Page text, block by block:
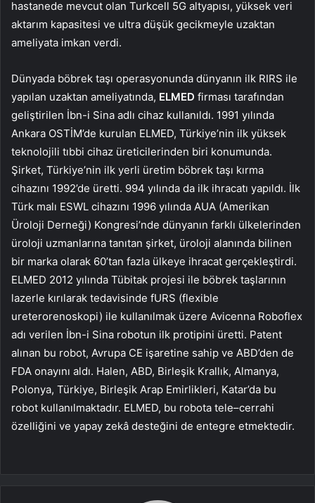
hastanede mevcut olan Turkcell 5G altyapısı, yüksek veri
aktarım kapasitesi ve ultra düşük gecikmeyle uzaktan
ameliyata imkan verdi.
Dünyada böbrek taşı operasyonunda dünyanın ilk RIRS ile
yapılan uzaktan ameliyatında, ELMED firması tarafından
geliştirilen İbn-i Sina adlı cihaz kullanıldı. 1991 yılında
Ankara OSTİM’de kurulan ELMED, Türkiye’nin ilk yüksek
teknolojili tıbbi cihaz üreticilerinden biri konumunda.
Şirket, Türkiye’nin ilk yerli üretim böbrek taşı kırma
cihazını 1992’de üretti. 994 yılında da ilk ihracatı yapıldı. İlk
Türk malı ESWL cihazını 1996 yılında AUA (Amerikan
Üroloji Derneği) Kongresi’nde dünyanın farklı ülkelerinden
üroloji uzmanlarına tanıtan şirket, üroloji alanında bilinen
bir marka olarak 60’tan fazla ülkeye ihracat gerçekleştirdi.
ELMED 2012 yılında Tübitak projesi ile böbrek taşlarının
lazerle kırılarak tedavisinde fURS (flexible
ureterorenoskopi) ile kullanılmak üzere Avicenna Roboflex
adı verilen İbn-i Sina robotun ilk protipini üretti. Patent
alınan bu robot, Avrupa CE işaretine sahip ve ABD’den de
FDA onayını aldı. Halen, ABD, Birleşik Krallık, Almanya,
Polonya, Türkiye, Birleşik Arap Emirlikleri, Katar’da bu
robot kullanılmaktadır. ELMED, bu robota tele–cerrahi
özelliğini ve yapay zekâ desteğini de entegre etmektedir.